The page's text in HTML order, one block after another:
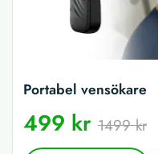
Portabel vensökare
499 kr 1499 kr